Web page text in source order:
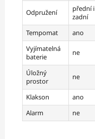
Odpružení
přední i
zadní
Tempomat ano
Vyjímatelná
baterie
ne
Úložný
prostor
ne
Klakson ano
Alarm
ne